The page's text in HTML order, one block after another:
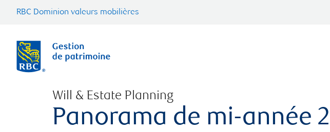
RBC Dominion valeurs mobilières
Will & Estate Planning
Panorama de mi-année